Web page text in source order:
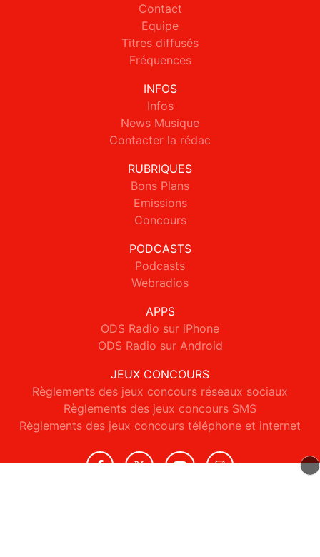
Contact
Equipe
Titres diffusés
Fréquences
INFOS
Infos
News Musique
Contacter la rédac
RUBRIQUES
Bons Plans
Emissions
Concours
PODCASTS
Podcasts
Webradios
APPS
ODS Radio sur iPhone
ODS Radio sur Android
JEUX CONCOURS
Règlements des jeux concours réseaux sociaux
Règlements des jeux concours SMS
Règlements des jeux concours téléphone et internet